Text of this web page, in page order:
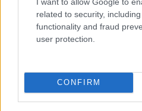
related to security,
functionality and fraud
user protection.
CONFIRM
Magyar Teátrum Fényshow
és Júliacímű beavató
Szigligeti SzínházLIFTcímű
engedett egy különleges